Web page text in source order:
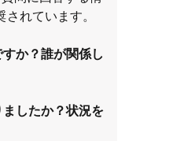
されています。
か？誰が関係し
したか？状況を